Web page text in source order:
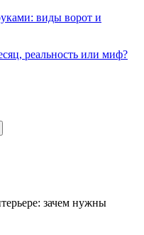
виды ворот и
реальность или миф?
зачем нужны